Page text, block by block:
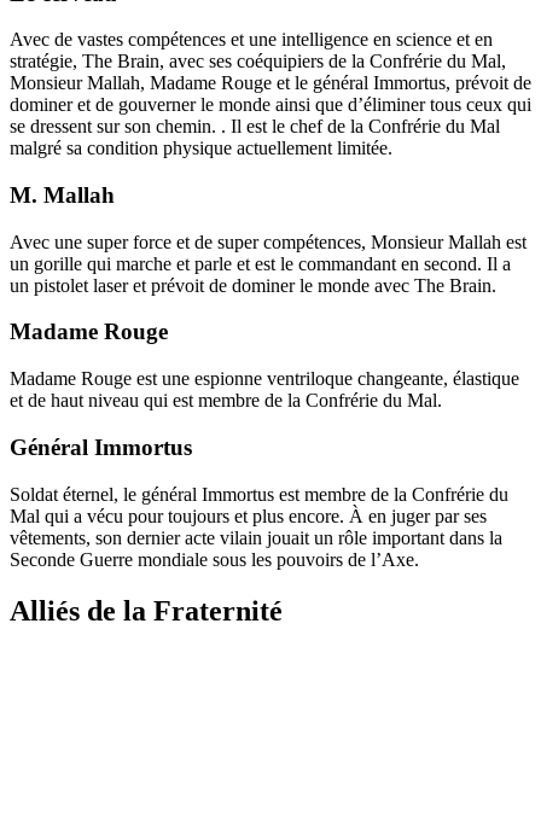
Avec de vastes compétences et une intelligence en science et en
stratégie, The Brain, avec ses coéquipiers de la Confrérie du Mal,
Monsieur Mallah, Madame Rouge et le général Immortus, prévoit de
dominer et de gouverner le monde ainsi que d’éliminer tous ceux qui
se dressent sur son chemin. . Il est le chef de la Confrérie du Mal
malgré sa condition physique actuellement limitée.
M. Mallah
Avec une super force et de super compétences, Monsieur Mallah est
un gorille qui marche et parle et est le commandant en second. Il a
un pistolet laser et prévoit de dominer le monde avec The Brain.
Madame Rouge
Madame Rouge est une espionne ventriloque changeante, élastique
et de haut niveau qui est membre de la Confrérie du Mal.
Général Immortus
Soldat éternel, le général Immortus est membre de la Confrérie du
Mal qui a vécu pour toujours et plus encore. À en juger par ses
vêtements, son dernier acte vilain jouait un rôle important dans la
Seconde Guerre mondiale sous les pouvoirs de l’Axe.
Alliés de la Fraternité